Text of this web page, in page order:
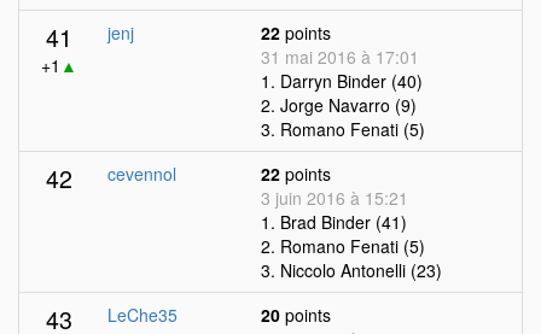
41
+1 ▲
jenj 22 points
31 mai 2016 à 17:01
1. Darryn Binder (40)
2. Jorge Navarro (9)
3. Romano Fenati (5)
42 cevennol 22 points
3 juin 2016 à 15:21
1. Brad Binder (41)
2. Romano Fenati (5)
3. Niccolo Antonelli (23)
43 LeChe35 20 points